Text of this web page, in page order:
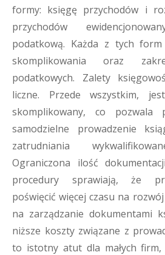
formy: księgę przychodów i
przychodów
podatkową. Każda z tych
skomplikowania oraz
podatkowych. Zalety
liczne. Przede wszystkim,
skomplikowany, co pozwala
samodzielne prowadzenie
zatrudniania
Ograniczona ilość
procedury sprawiają, że
poświęcić więcej czasu na
na zarządzanie dokumentami
niższe koszty związane z
to istotny atut dla małych